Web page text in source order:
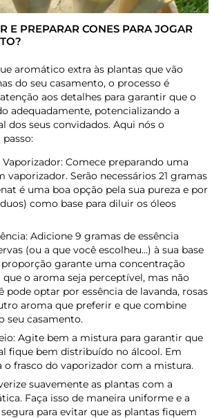
E PREPARAR CONES PARA JOGAR
aromático extra às plantas que vão
do seu casamento, o processo é
aos detalhes para garantir que o
adequadamente, potencializando a
dos seus convidados. Aqui nós o
Vaporizador: Comece preparando uma
vaporizador. Serão necessários 21 gramas
é uma boa opção pela sua pureza e por
como base para diluir os óleos
Adicione 9 gramas de essência
(ou a que você escolheu…) à sua base
garante uma concentração
que o aroma seja perceptível, mas não
pode optar por essência de lavanda, rosas
aroma que preferir e que combine
seu casamento.
Agite bem a mistura para garantir que
fique bem distribuído no álcool. Em
o frasco do vaporizador com a mistura.
suavemente as plantas com a
Faça isso de maneira uniforme e a
para evitar que as plantas fiquem